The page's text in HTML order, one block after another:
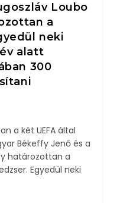
Loubo
a
neki
alatt
300
a két UEFA által
Békeffy Jenő és a
határozottan a
Egyedül neki